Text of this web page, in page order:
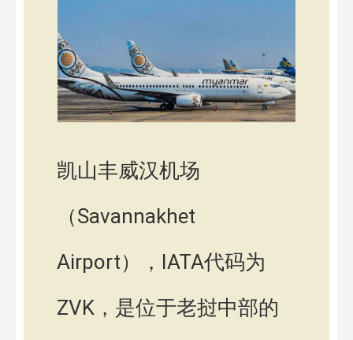
凯山丰威汉机场
（Savannakhet
Airport），IATA代码为
ZVK，是位于老挝中部的